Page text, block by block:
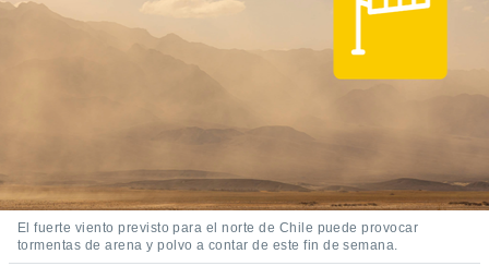
nuestros
nos
y análisis
ACEPTAR
El fuerte viento previsto para el norte de Chile puede provocar
tormentas de arena y polvo a contar de este fin de semana.